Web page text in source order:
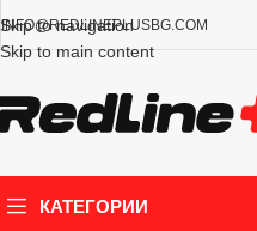
Skip to navigation
Skip to main content
INFO@REDLINEPLUSBG.COM
КАТЕГОРИИ